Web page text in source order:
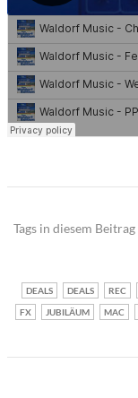
Tags in diesem Beitrag
DEALS DEALS REC
FX
JUBILÄUM MAC